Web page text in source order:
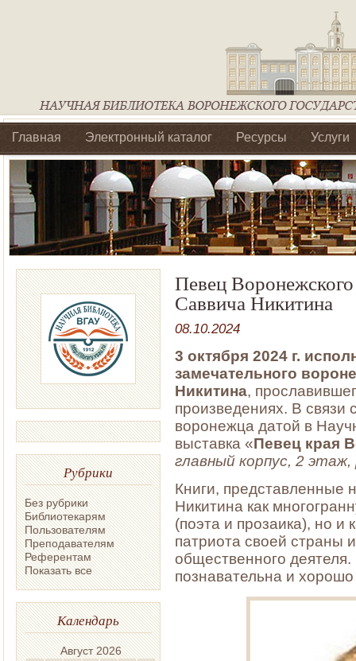
Главная Электронный каталог Ресурсы Услуги
Библиотеки регионального отделения Ассоциации
Рубрики
Без рубрики
Библиотекарям
Пользователям
Преподавателям
Референтам
Показать все
Календарь
Август 2026
Певец
Саввича Никитина
08.10.2024
3 октября 2024 г.
замечательного
Никитина,
произведениях. В связи
воронежца датой в
выставка «Певец края
главный корпус, 2
Книги, представленные
Никитина как
(поэта и прозаика), но и
патриота своей страны
общественного
познавательна и